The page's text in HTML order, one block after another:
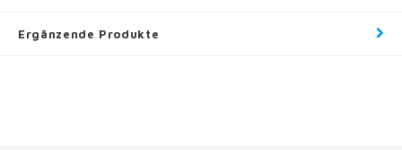
Ergänzende Produkte